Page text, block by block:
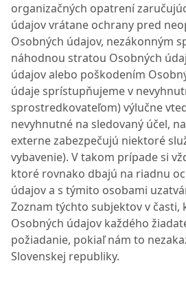
organizačných opatrení
údajov vrátane ochrany pred
Osobných údajov, nezákonným
náhodnou stratou Osobných
údajov alebo poškodením
údaje sprístupňujeme v
sprostredkovateľom) výlučne
nevyhnutné na sledovaný účel,
externe zabezpečujú niektoré
vybavenie). V takom prípade si
ktoré rovnako dbajú na riadnu
údajov a s týmito osobami
Zoznam týchto subjektov v časti,
Osobných údajov každého
požiadanie, pokiaľ nám to
Slovenskej republiky.